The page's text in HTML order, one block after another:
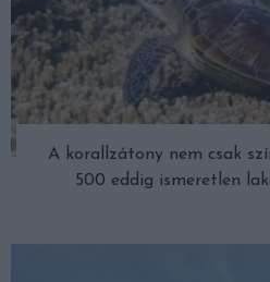
A korallzátony nem csak
500 eddig ismeretlen